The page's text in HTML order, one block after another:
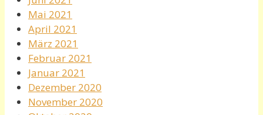
Mai 2021
April 2021
März 2021
Februar 2021
Januar 2021
Dezember 2020
November 2020